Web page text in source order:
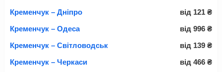
Кременчук – Дніпро
від 121 ₴
Кременчук – Одеса
від 996 ₴
Кременчук – Світловодськ
від 139 ₴
Кременчук – Черкаси
від 466 ₴